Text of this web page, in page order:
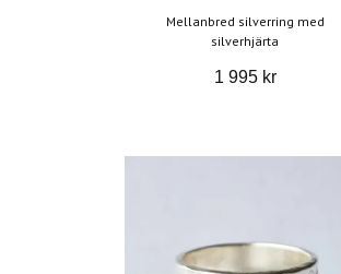
Mellanbred silverring med
silverhjärta
1 995 kr